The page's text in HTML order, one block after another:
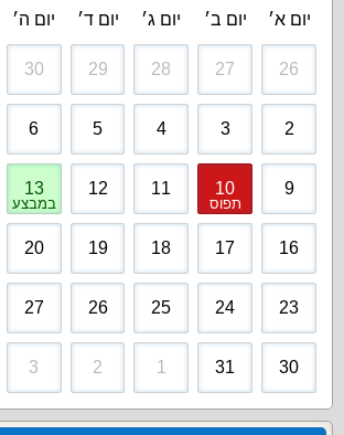
יום א׳ יום ב׳ יום ג׳ יום ד׳ יום ה׳
26
27
28
29
30
2
3
4
5
6
9
10
תפוס
11
12
13
במבצע
16
17
18
19
20
23
24
25
26
27
30
31
1
2
3